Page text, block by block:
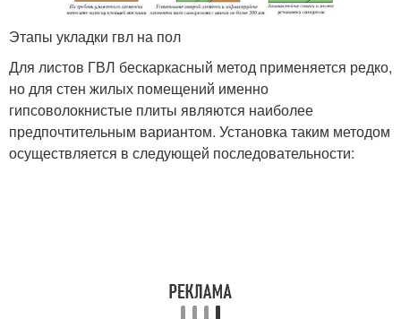
Этапы укладки гвл на пол
Для листов ГВЛ бескаркасный метод применяется редко,
но для стен жилых помещений именно
гипсоволокнистые плиты являются наиболее
предпочтительным вариантом. Установка таким методом
осуществляется в следующей последовательности: